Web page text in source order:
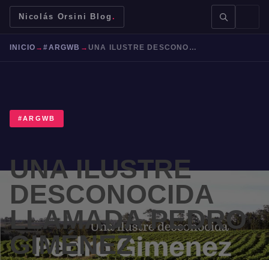
Nicolás Orsini Blog .
Mendoza Malbec Bodegas
INICIO →#ARGWB → UNA ILUSTRE DESCONOCIDA LLAMADA PEDRO GIMÉNEZ
#ARGWB
UNA ILUSTRE
DESCONOCIDA
LLAMADA PEDRO
GIMÉNEZ